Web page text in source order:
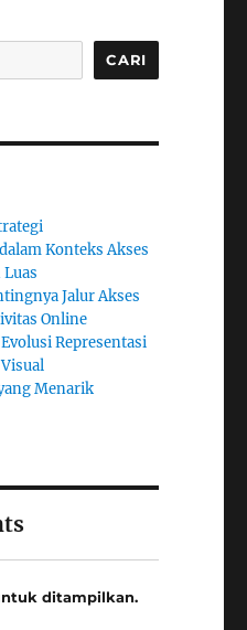
CARI
Konteks Akses
Jalur Akses
Online
Representasi
Menarik
ditampilkan.